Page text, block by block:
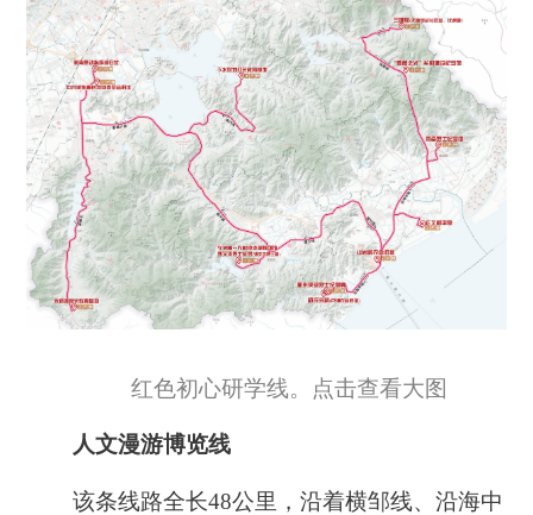
红色初心研学线。点击查看大图
人文漫游博览线
该条线路全长48公里，沿着横邹线、沿海中